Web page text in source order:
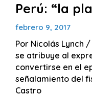
Perú: “la
febrero 9, 2017
Por Nicolás Lynch
se atribuye al
convertirse en el
señalamiento del
Castro